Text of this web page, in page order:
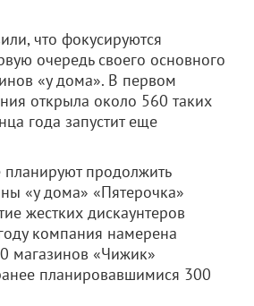
что фокусируются
очередь своего основного
«у дома». В первом
открыла около 560 таких
года запустит еще
продолжить
«у дома» «Пятерочка»
жестких дискаунтеров
компания намерена
магазинов «Чижик»
планировавшимися 300